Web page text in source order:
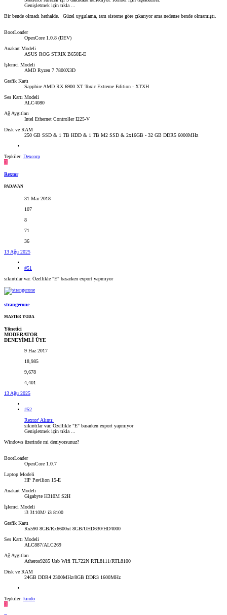
Genişletmek için tıkla ...
Bir bende olmadı herhalde.
Güzel uygulama, tam sisteme göre çıkarıyor ama nedense bende olmamıştı.
BootLoader
OpenCore 1.0.8 (DEV)
Anakart Modeli
ASUS ROG STRIX B650E-E
İşlemci Modeli
AMD Ryzen 7 7800X3D
Grafik Kartı
Sapphire AMD RX 6900 XT Toxic Extreme Edition - XTXH
Ses Kartı Modeli
ALC4080
Ağ Aygıtları
Intel Ethernet Controller I225-V
Disk ve RAM
250 GB SSD & 1 TB HDD & 1 TB M2 SSD & 2x16GB - 32 GB DDR5 6000MHz
Tepkiler: Dexcorp
R
Rextor
PADAVAN
31 Mar 2018
107
8
71
36
13 Ağu 2025
#51
sıkıntılar var. Özellikle "E" basarken export yapmıyor
strangerone
MASTER YODA
Yönetici
MODERATOR
DENEYİMLİ ÜYE
9 Haz 2017
18,985
9,678
4,401
13 Ağu 2025
#52
Rextor' Alıntı:
sıkıntılar var. Özellikle "E" basarken export yapmıyor
Genişletmek için tıkla ...
Windows üzerinde mi deniyorsunuz?
BootLoader
OpenCore 1.0.7
Laptop Modeli
HP Pavilion 15-E
Anakart Modeli
Gigabyte H310M S2H
İşlemci Modeli
i3 3110M/ i3 8100
Grafik Kartı
Rx590 8GB/Rx6600xt 8GB/UHD630/HD4000
Ses Kartı Modeli
ALC887/ALC269
Ağ Aygıtları
Atheros9285 Usb Wifi TL722N RTL8111/RTL8100
Disk ve RAM
24GB DDR4 2300MHz/8GB DDR3 1600MHz
Tepkiler: kindo
R